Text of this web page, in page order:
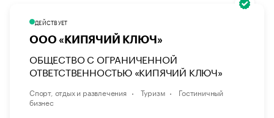
ДЕЙСТВУЕТ
ООО «КИПЯЧИЙ КЛЮЧ»
ОБЩЕСТВО С ОГРАНИЧЕННОЙ
ОТВЕТСТВЕННОСТЬЮ «КИПЯЧИЙ КЛЮЧ»
Спорт, отдых и развлечения Туризм
Гостиничный
бизнес